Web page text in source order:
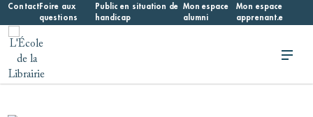
Skip
content
ContactFoire aux
questions
Public en situation de
handicap
Mon espace
alumni
Mon espace
apprenant.e